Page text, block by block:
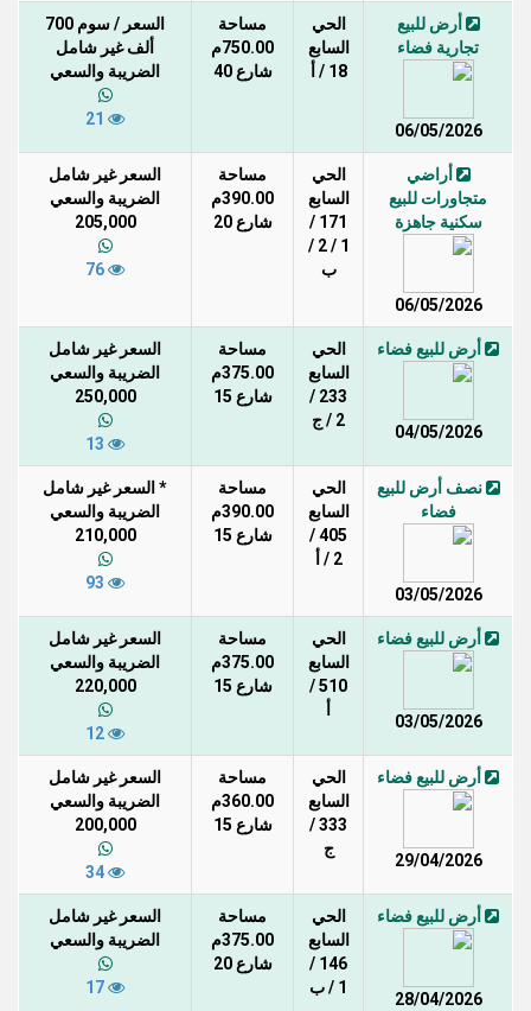
أرض للبيع
تجارية فضاء
06/05/2026
الحي
السابع
18 / أ
مساحة
750.00م
شارع 40
السعر / سوم 700
ألف غير شامل
الضريبة والسعي
أراضي
متجاورات للبيع
سكنية جاهزة
06/05/2026
الحي
السابع
171 /
1 / 2 /
ب
مساحة
390.00م
شارع 20
السعر غير شامل
الضريبة والسعي
205,000
أرض للبيع فضاء
04/05/2026
الحي
السابع
233 /
2 / ج
مساحة
375.00م
شارع 15
السعر غير شامل
الضريبة والسعي
250,000
نصف أرض للبيع
فضاء
03/05/2026
الحي
السابع
405 /
2 / أ
مساحة
390.00م
شارع 15
* السعر غير شامل
الضريبة والسعي
210,000
أرض للبيع فضاء
03/05/2026
الحي
السابع
510 /
مساحة
375.00م
شارع 15
السعر غير شامل
الضريبة والسعي
220,000
أرض للبيع فضاء
29/04/2026
الحي
السابع
333 /
ج
مساحة
360.00م
شارع 15
السعر غير شامل
الضريبة والسعي
200,000
أرض للبيع فضاء
28/04/2026
الحي
السابع
146 /
1 / ب
مساحة
375.00م
شارع 20
السعر غير شامل
الضريبة والسعي